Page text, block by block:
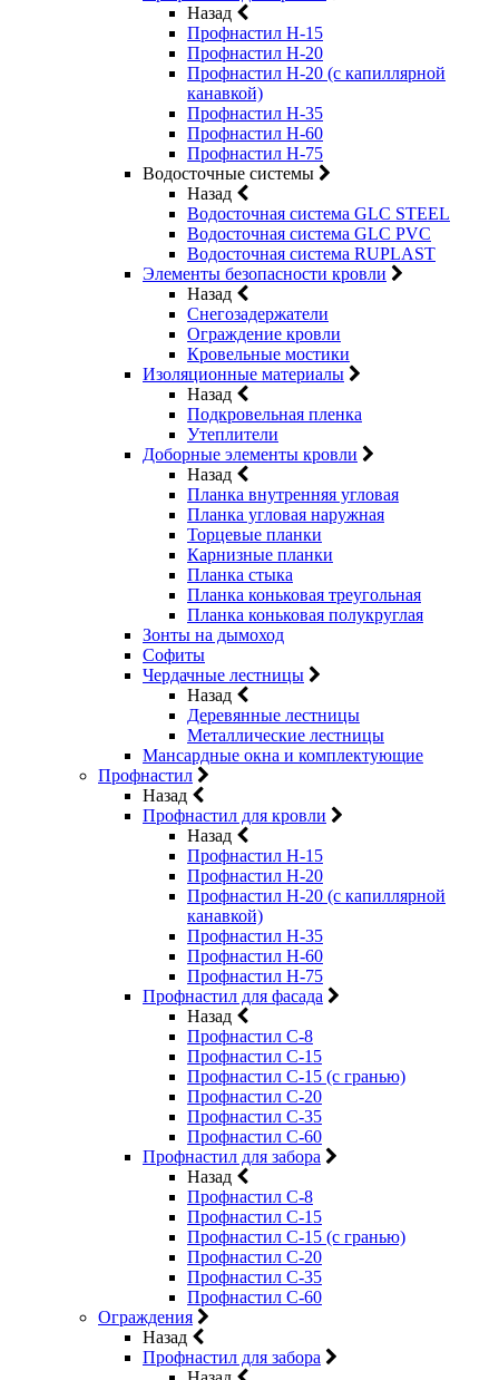
Назад
Профнастил Н-15
Профнастил Н-20
Профнастил Н-20 (с капиллярной
канавкой)
Профнастил Н-35
Профнастил Н-60
Профнастил Н-75
Водосточные системы
Назад
Водосточная система GLC STEEL
Водосточная система GLC PVC
Водосточная система RUPLAST
Элементы безопасности кровли
Назад
Снегозадержатели
Ограждение кровли
Кровельные мостики
Изоляционные материалы
Назад
Подкровельная пленка
Утеплители
Доборные элементы кровли
Назад
Планка внутренняя угловая
Планка угловая наружная
Торцевые планки
Карнизные планки
Планка стыка
Планка коньковая треугольная
Планка коньковая полукруглая
Зонты на дымоход
Софиты
Чердачные лестницы
Назад
Деревянные лестницы
Металлические лестницы
Мансардные окна и комплектующие
Профнастил
Назад
Профнастил для кровли
Назад
Профнастил Н-15
Профнастил Н-20
Профнастил Н-20 (с капиллярной
канавкой)
Профнастил Н-35
Профнастил Н-60
Профнастил Н-75
Профнастил для фасада
Назад
Профнастил С-8
Профнастил С-15
Профнастил С-15 (с гранью)
Профнастил С-20
Профнастил С-35
Профнастил С-60
Профнастил для забора
Назад
Профнастил С-8
Профнастил С-15
Профнастил С-15 (с гранью)
Профнастил С-20
Профнастил С-35
Профнастил С-60
Ограждения
Назад
Профнастил для забора